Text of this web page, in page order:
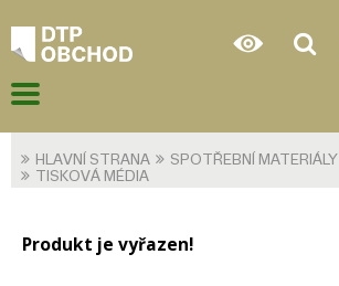
HLAVNÍ STRANA
SPOTŘEBNÍ MATERIÁLY
TISKOVÁ MÉDIA
Produkt je vyřazen!